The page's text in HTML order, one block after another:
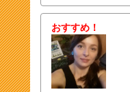
おすすめ！